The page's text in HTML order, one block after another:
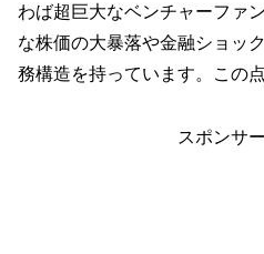
わば超巨大なベンチャーファ
な株価の大暴落や金融ショッ
務構造を持っています。この
スポンサ